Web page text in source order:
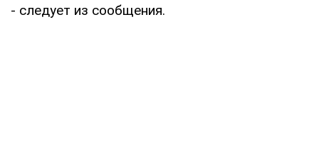
- следует из сообщения.